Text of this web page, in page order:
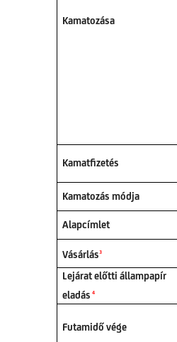
Kamatozása
Kamatfizetés
Kamatozás módja
Alapcímlet
Vásárlás3
Lejárat előtti állampapír
eladás 4
Futamidő vége